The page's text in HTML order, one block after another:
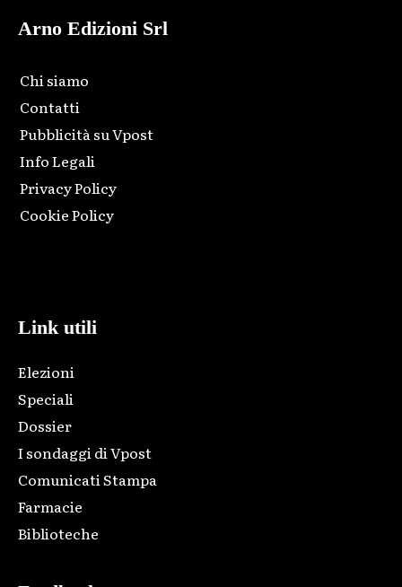
Arno Edizioni Srl
Chi siamo
Contatti
Pubblicità su Vpost
Info Legali
Privacy Policy
Cookie Policy
Link utili
Elezioni
Speciali
Dossier
I sondaggi di Vpost
Comunicati Stampa
Farmacie
Biblioteche